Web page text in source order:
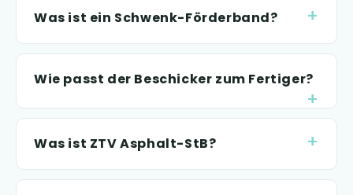
Was ist ein Schwenk-Förderband?
Wie passt der Beschicker zum Fertiger?
Was ist ZTV Asphalt-StB?